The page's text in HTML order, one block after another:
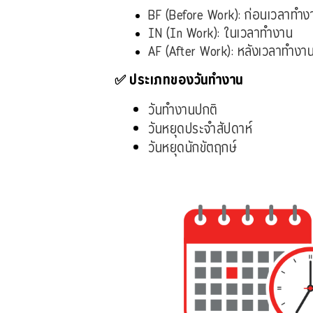
BF (Before Work): ก่อนเวลาทำ
IN (In Work): ในเวลาทำงาน
AF (After Work): หลังเวลาทำงา
✅ ประเภทของวันทำงาน
วันทำงานปกติ
วันหยุดประจำสัปดาห์
วันหยุดนักขัตฤกษ์